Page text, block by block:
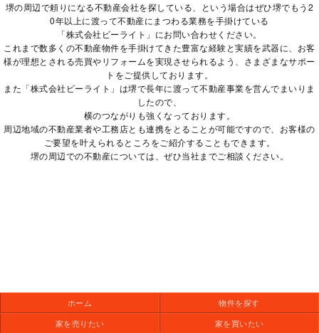
堺の周辺で頼りになる不動産会社を探している、という場合はぜひ堺でもう2
0年以上に渡って不動産にまつわる業務を手掛けている
「株式会社ビーライト」にお問い合わせください。
これまで数多くの不動産物件を手掛けてきた豊富な経験と実績を武器に、お客
様が理想とされる売買やリフォームを実現させられるよう、さまざまなサポー
トをご提供しております。
また「株式会社ビーライト」は堺で長年に渡って不動産事業を営んでまいりま
したので、
横のつながりも強くなっております。
周辺地域の不動産業者や工務店とも連携をとることが可能ですので、お客様の
ご要望を叶えられるところをご紹介することもできます。
堺の周辺での不動産については、ぜひ当社までご相談ください。
ホーム
物件を探す
家を売りたい
家を買いたい